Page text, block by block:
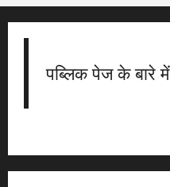
पब्लिक पेज के बारे में